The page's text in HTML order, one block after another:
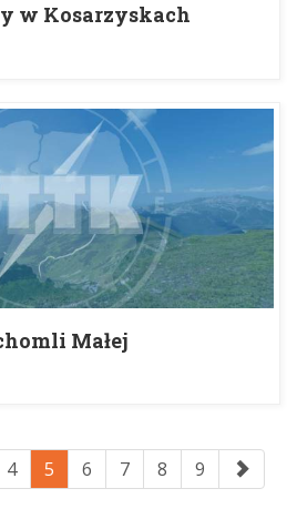
w Kosarzyskach
Małej
4 5 6 7 8 9